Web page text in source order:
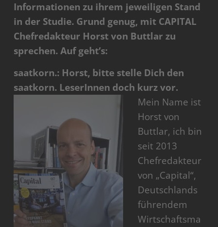
Informationen zu ihrem jeweiligen Stand
in der Studie. Grund genug, mit CAPITAL
Chefredakteur Horst von Buttlar zu
sprechen. Auf geht’s:
saatkorn.: Horst, bitte stelle Dich den
saatkorn. LeserInnen doch kurz vor.
Mein Name ist
Horst von
Buttlar, ich bin
seit 2013
Chefredakteur
von „Capital“,
Deutschlands
führendem
Wirtschaftsma